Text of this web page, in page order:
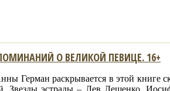
О ВЕЛИКОЙ ПЕВИЦЕ. 16+
Герман раскрывается в этой книге
Звезды эстрады – Лев Лещенко,